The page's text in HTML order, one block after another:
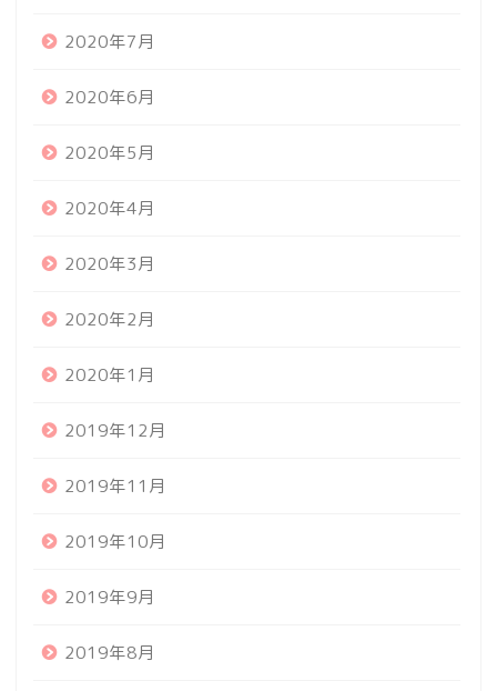
2020年7月
2020年6月
2020年5月
2020年4月
2020年3月
2020年2月
2020年1月
2019年12月
2019年11月
2019年10月
2019年9月
2019年8月